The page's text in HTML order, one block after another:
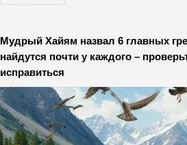
Мудрый Хайям назвал 6 главных
найдутся почти у каждого –
исправиться